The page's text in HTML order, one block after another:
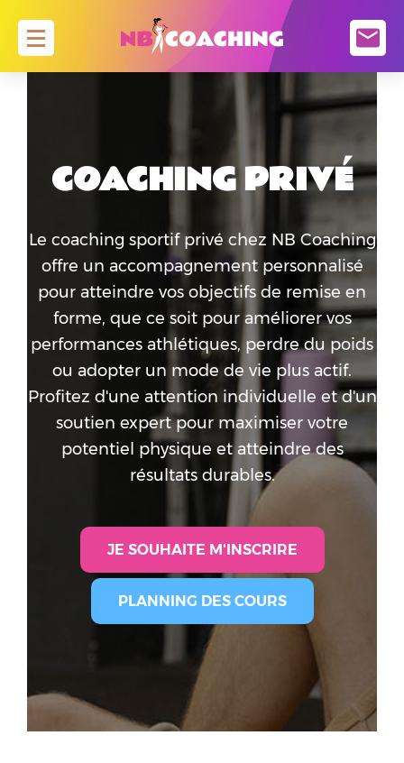
ZUMBA
PILATES
FASCIA FLOW
RENFORCEMENT MUSCULAIRE
BARRE AU SOL ( ATTENTION CE COURS N’ EST
PAS ENCORE OUVERT )
HIIT / WOD
COACHING PRIVÉ
LES PITCHOUNES
FUNKIDZ
A PROPOS
BLOG
COACHING PRIVÉ
Le coaching sportif privé chez NB Coaching
offre un accompagnement personnalisé
pour atteindre vos objectifs de remise en
forme, que ce soit pour améliorer vos
performances athlétiques, perdre du poids
ou adopter un mode de vie plus actif.
Profitez d'une attention individuelle et d'un
soutien expert pour maximiser votre
potentiel physique et atteindre des
résultats durables.
JE SOUHAITE M'INSCRIRE
PLANNING DES COURS